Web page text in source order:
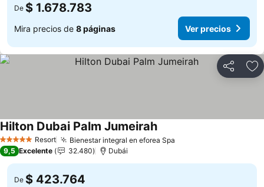
De $ 1.678.783
Mira precios de 8 páginas Ver precios
Compartir
5 Estrellas Resort Bienestar integral en eforea Spa
Hilton Dubai Palm JumeirahVer precios
9,5 Excelente 32.480 Dubái
De $ 423.764